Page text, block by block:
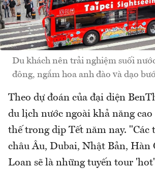
Du khách nên trải nghiệm suối
đông, ngắm hoa anh đào và dạo
Theo dự đoán của đại diện
du lịch nước ngoài khả năng cao
thế trong dịp Tết năm nay. "Các
châu Âu, Dubai, Nhật Bản, Hàn
Loan sẽ là những tuyến tour